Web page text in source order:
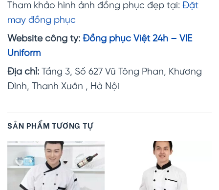
Tham khảo hình ảnh đồng phục đẹp tại: Đặt
may đồng phục
Website công ty: Đồng phục Việt 24h – VIE
Uniform
Địa chỉ: Tầng 3, Số 627 Vũ Tông Phan, Khương
Đình, Thanh Xuân , Hà Nội
SẢN PHẨM TƯƠNG TỰ